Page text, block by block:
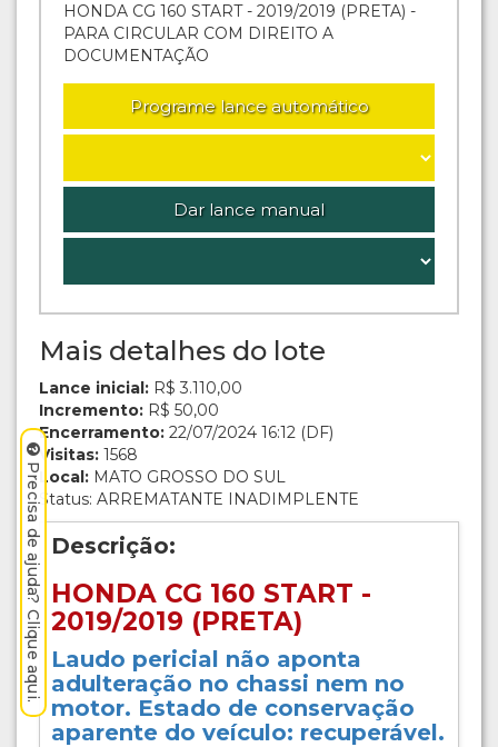
HONDA CG 160 START - 2019/2019 (PRETA) -
PARA CIRCULAR COM DIREITO A
DOCUMENTAÇÃO
Programe lance automático
Dar lance manual
Mais detalhes do lote
Lance inicial: R$ 3.110,00
Incremento: R$ 50,00
Encerramento: 22/07/2024 16:12 (DF)
Visitas: 1568
Local: MATO GROSSO DO SUL
Status: ARREMATANTE INADIMPLENTE
Descrição:
HONDA CG 160 START -
2019/2019 (PRETA)
Laudo pericial não aponta
adulteração no chassi nem no
motor. Estado de conservação
aparente do veículo: recuperável.
Precisa de ajuda? Clique aqui.